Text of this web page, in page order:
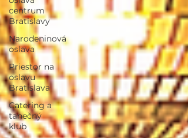
centrum
Bratislavy
Narodeninová
oslava
Priestor na
oslavu
Bratislava
Catering a
tanečný
klub